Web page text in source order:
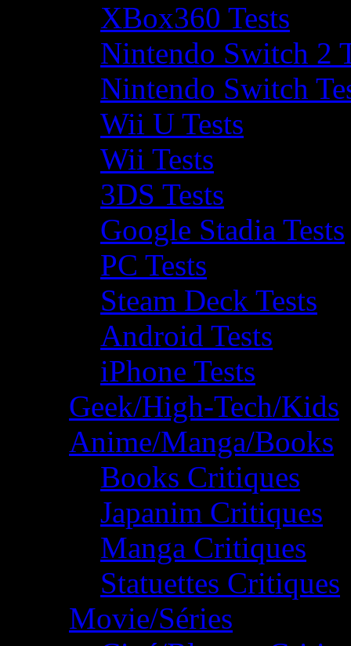
XBox360 Tests
Nintendo Switch 2
Nintendo Switch
Wii U Tests
Wii Tests
3DS Tests
Google Stadia Tests
PC Tests
Steam Deck Tests
Android Tests
iPhone Tests
Geek/High-Tech/Kids
Anime/Manga/Books
Books Critiques
Japanim Critiques
Manga Critiques
Statuettes Critiques
Movie/Séries